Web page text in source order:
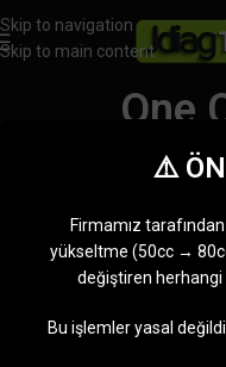
Skip to navigation
Skip to main content
One
Ürünler “One
Kenar çubuğunu göster
⚠️
Firmamız
yükseltme (50cc →
değiştiren herhangi
Bu işlemler yasal